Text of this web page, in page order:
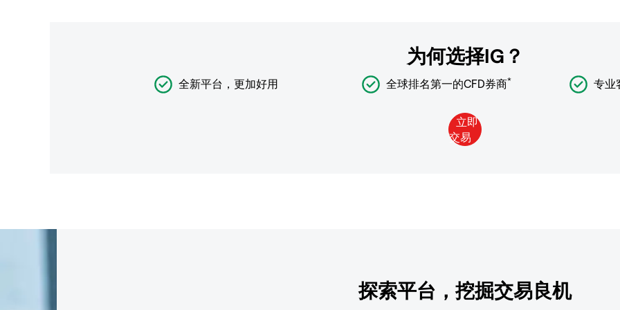
为何选择IG？
全新平台，更加好用 全球排名第一的CFD券商* 专业
探索平台，挖掘交易良机